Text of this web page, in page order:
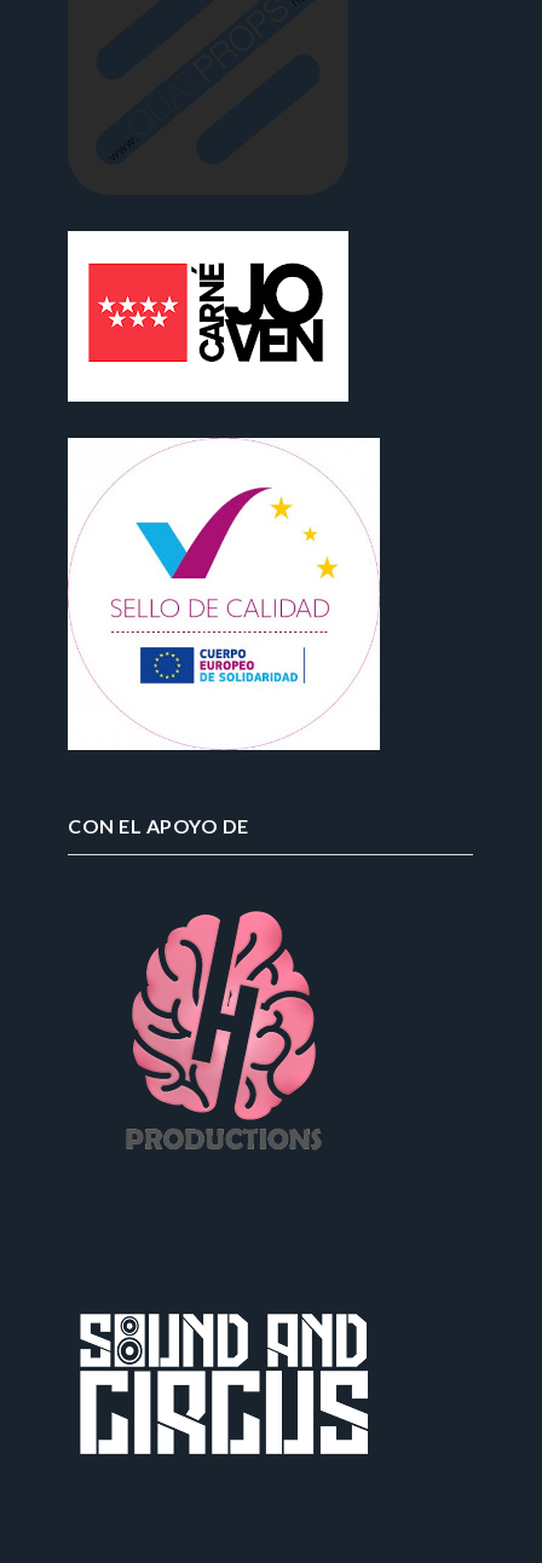
CON EL APOYO DE